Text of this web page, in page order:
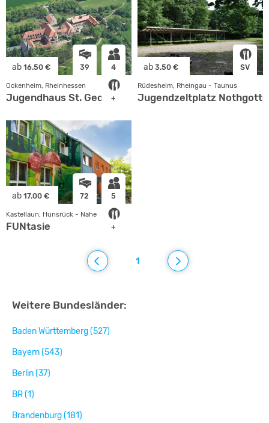
ab 16.50 € 39 4
+
Ockenheim, Rheinhessen
Jugendhaus St. Georg
ab 3.50 € SV
Rüdesheim, Rheingau - Taunus
Jugendzeltplatz
ab 17.00 € 72 5
+
Kastellaun, Hunsrück - Nahe
FUNtasie
1
Weitere Bundesländer:
Baden Württemberg (527)
Bayern (543)
Berlin (37)
BR (1)
Brandenburg (181)